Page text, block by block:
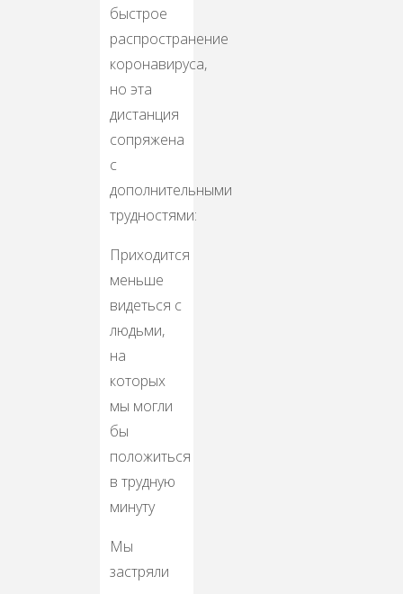
быстрое
распространение
коронавируса,
но эта
дистанция
сопряжена
с
дополнительными
трудностями:
Приходится
меньше
видеться с
людьми,
на
которых
мы могли
бы
положиться
в трудную
минуту
Мы
застряли